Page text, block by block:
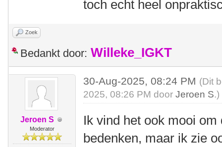
toch echt heel
Zoek
Bedankt door: Willeke_IGKT
Jeroen S
Moderator
30-Aug-2025, 08:24 PM (Dit
2025, 08:26 PM doorJeroen S.)
Ik vind het ook mooi
bedenken, maar ik zie